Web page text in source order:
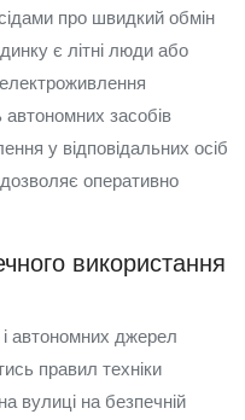
про швидкий обмін
є літні люди або
засобів
у відповідальних осіб
дозволяє оперативно
використання
і автономних джерел
правил техніки
вулиці на безпечній